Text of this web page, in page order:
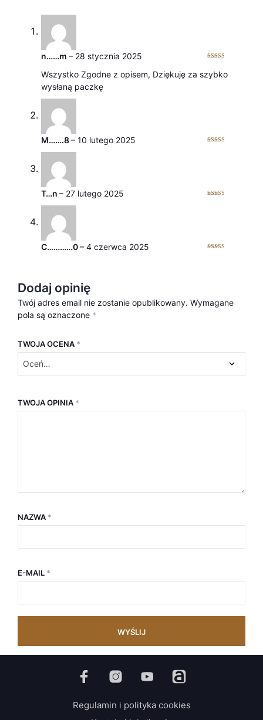
na 5
n……m – 28 stycznia 2025
Wszystko Zgodne z opisem, Dziękuję za szybko
wysłaną paczkę
M…….8– 10 lutego 2025
T…n – 27 lutego 2025
C…………0– 4 czerwca 2025
Dodaj opinię
Twój adres email nie zostanie opublikowany. Wymagane
pola są oznaczone *
TWOJA OCENA *
TWOJA OPINIA *
NAZWA *
E-MAIL *
Regulamin i polityka cookies